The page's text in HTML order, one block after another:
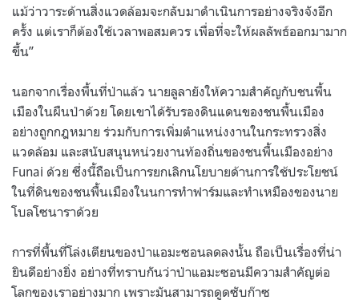
แม้ว่าวาระด้านสิ่งแวดล้อมจะกลับมาดำเนินการอย่างจริงจังอีก
ครั้ง แต่เราก็ต้องใช้เวลาพอสมควร เพื่อที่จะให้ผลลัพธ์ออกมามาก
ขึ้น”
นอกจากเรื่องพื้นที่ป่าแล้ว นายลูลายังให้ความสำคัญกับชนพื้น
เมืองในผืนป่าด้วย โดยเขาได้รับรองดินแดนของชนพื้นเมือง
อย่างถูกกฎหมาย ร่วมกับการเพิ่มตำแหน่งงานในกระทรวงสิ่ง
แวดล้อม และสนับสนุนหน่วยงานท้องถิ่นของชนพื้นเมืองอย่าง
Funai ด้วย ซึ่งนี้ถือเป็นการยกเลิกนโยบายด้านการใช้ประโยชน์
ในที่ดินของชนพื้นเมืองในนการทำฟาร์มและทำเหมืองของนาย
โบลโซนาราด้วย
การที่พื้นที่โล่งเตียนของป่าแอมะซอนลดลงนั้น ถือเป็นเรื่องที่น่า
ยินดีอย่างยิ่ง อย่างที่ทราบกันว่าป่าแอมะซอนมีความสำคัญต่อ
โลกของเราอย่างมาก เพราะมันสามารถดูดซับก๊าซ